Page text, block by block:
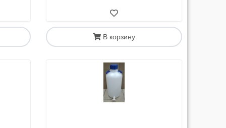
до своего города и дополнительные
СДЭК, расчет возможен только наличными.
В корзину